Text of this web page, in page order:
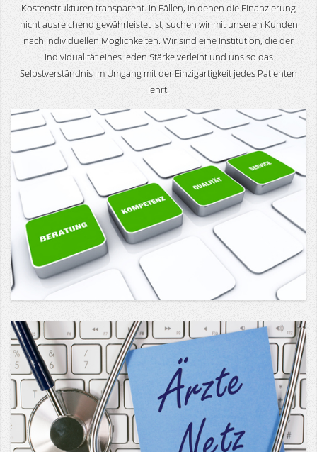
Kostenstrukturen transparent. In Fällen, in denen die Finanzierung
nicht ausreichend gewährleistet ist, suchen wir mit unseren Kunden
nach individuellen Möglichkeiten. Wir sind eine Institution, die der
Individualität eines jeden Stärke verleiht und uns so das
Selbstverständnis im Umgang mit der Einzigartigkeit jedes Patienten
lehrt.